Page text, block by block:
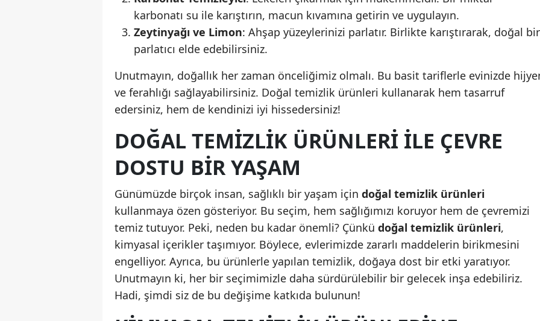
Ardahan
Yalova
Karabük
Osmaniye
karbonatı su ile karıştırın, macun kıvamına getirin ve uygulayın.
Zeytinyağı ve Limon: Ahşap yüzeylerinizi parlatır. Birlikte karıştırarak, doğal bir
parlatıcı elde edebilirsiniz.
Unutmayın, doğallık her zaman önceliğimiz olmalı. Bu basit tariflerle evinizde
ve ferahlığı sağlayabilirsiniz. Doğal temizlik ürünleri kullanarak hem tasarruf
edersiniz, hem de kendinizi iyi hissedersiniz!
DOĞAL TEMIZLIK ÜRÜNLERI ILE ÇEVRE
DOSTU BIR YAŞAM
Günümüzde birçok insan, sağlıklı bir yaşam için doğal temizlik ürünleri
kullanmaya özen gösteriyor. Bu seçim, hem sağlığımızı koruyor hem de çevremizi
temiz tutuyor. Peki, neden bu kadar önemli? Çünkü doğal temizlik ürünleri,
kimyasal içerikler taşımıyor. Böylece, evlerimizde zararlı maddelerin birikmesini
engelliyor. Ayrıca, bu ürünlerle yapılan temizlik, doğaya dost bir etki yaratıyor.
Unutmayın ki, her bir seçimimizle daha sürdürülebilir bir gelecek inşa edebiliriz.
Hadi, şimdi siz de bu değişime katkıda bulunun!